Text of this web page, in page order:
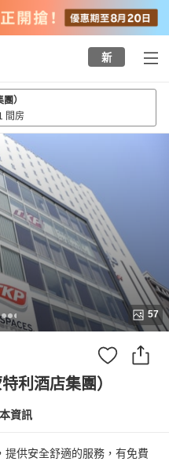
新
）
間房
57
利酒店集團）
資訊
供安全舒適的服務，有免費